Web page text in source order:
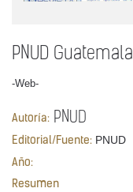
PNUD Guatemala
-Web-
Autoría: PNUD
Editorial/Fuente: PNUD
Año:
Resumen